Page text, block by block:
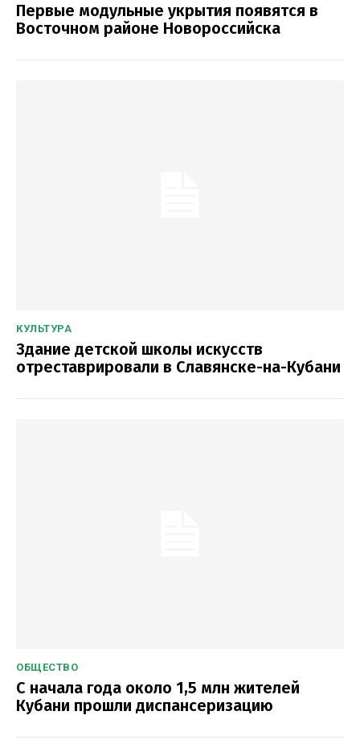
Первые модульные укрытия появятся в
Восточном районе Новороссийска
КУЛЬТУРА
Здание детской школы искусств
отреставрировали в Славянске-на-Кубани
ОБЩЕСТВО
С начала года около 1,5 млн жителей
Кубани прошли диспансеризацию